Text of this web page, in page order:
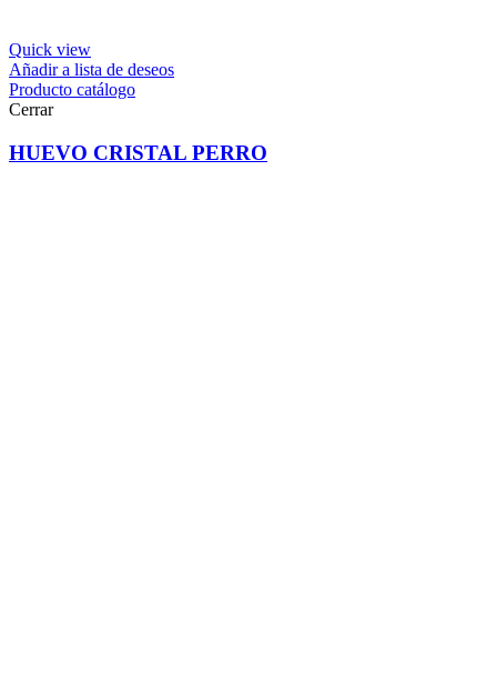
Quick view
Añadir a lista de deseos
Producto catálogo
Cerrar
HUEVO CRISTAL PERRO